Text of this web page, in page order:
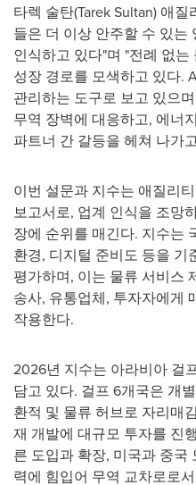
타렉 술탄(Tarek Sultan) 애
들은 더 이상 안주할 수 있는
인식하고 있다"며 "전례 없
성장 경로를 모색하고 있다.
관리하는 도구로 보고 있으
무역 장벽에 대응하고, 에너
파트너 간 갈등을 헤쳐 나가
이번 설문과 지수는 애질리
보고서로, 업계 인식을 조망
장에 순위를 매긴다. 지수는
환경, 디지털 준비도 등을 기
평가하며, 이는 물류 서비스
송사, 유통업체, 투자자에게
작용한다.
2026년 지수는 아라비아 걸
담고 있다. 걸프 6개국은 개
환적 및 물류 허브로 자리매
재 개발에 대규모 투자를 진
른 도입과 확장, 미국과 중국
력에 힘입어 무역 교차로로